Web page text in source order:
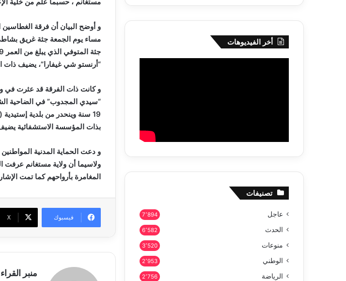
و أوضح البيان أن فرقة الغطاسين
مساء يوم الجمعة جثة غريق
“أرنستو شي غيفارا”، يضيف ذات
و كانت ذات الفرقة قد عثرت
“سيدي المجدوب” في الضاحية
19 سنة وينحدر من بلدية
بذات المؤسسة الاستشفائية
و دعت الحماية المدنية
ولاسيما أن ولاية مستغانم عرفت
المغامرة بأرواحهم كما تمت
فيسبوك X
منبر القراء
أخر الفيديوهات
تصنيفات
عاجل 7٬894
الحدث 6٬582
منوعات 3٬520
الوطني 2٬953
الرياضة 2٬756